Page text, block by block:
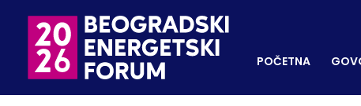
POČETNA
POČETNA